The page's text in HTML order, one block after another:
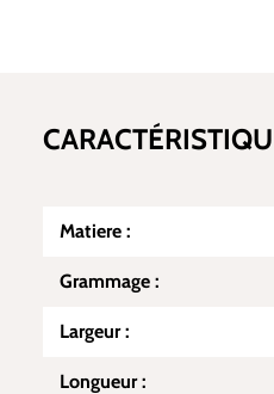
Matiere :
Grammage :
Largeur :
Longueur :